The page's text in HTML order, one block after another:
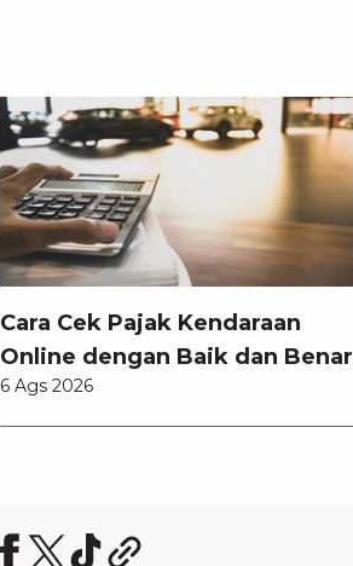
Cara Cek Pajak Kendaraan
Online dengan Baik dan Benar
6 Ags 2026